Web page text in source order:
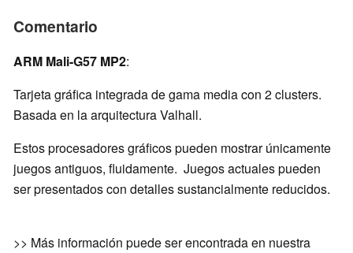
Comentario
ARM Mali-G57 MP2:
Tarjeta gráfica integrada de gama media con 2 clusters.
Basada en la arquitectura Valhall.
Estos procesadores gráficos pueden mostrar únicamente
juegos antiguos, fluidamente. Juegos actuales pueden
ser presentados con detalles sustancialmente reducidos.
>> Más información puede ser encontrada en nuestra